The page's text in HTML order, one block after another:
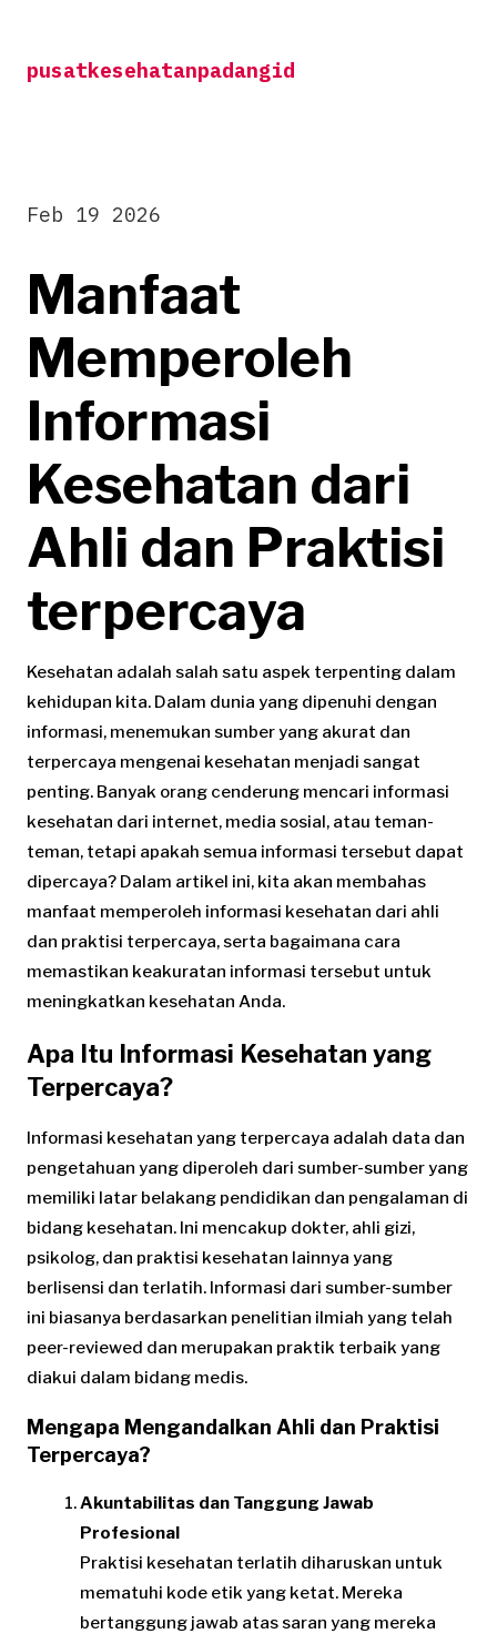
contentpusatkesehatanpadangid
Manfaat
Memperoleh
Informasi
Kesehatan dari
Ahli dan Praktisi
terpercaya
Feb 19 2026
Kesehatan adalah salah satu aspek terpenting dalam
kehidupan kita. Dalam dunia yang dipenuhi dengan
informasi, menemukan sumber yang akurat dan
terpercaya mengenai kesehatan menjadi sangat
penting. Banyak orang cenderung mencari informasi
kesehatan dari internet, media sosial, atau teman-
teman, tetapi apakah semua informasi tersebut dapat
dipercaya? Dalam artikel ini, kita akan membahas
manfaat memperoleh informasi kesehatan dari ahli
dan praktisi terpercaya, serta bagaimana cara
memastikan keakuratan informasi tersebut untuk
meningkatkan kesehatan Anda.
Apa Itu Informasi Kesehatan yang
Terpercaya?
Informasi kesehatan yang terpercaya adalah data dan
pengetahuan yang diperoleh dari sumber-sumber yang
memiliki latar belakang pendidikan dan pengalaman di
bidang kesehatan. Ini mencakup dokter, ahli gizi,
psikolog, dan praktisi kesehatan lainnya yang
berlisensi dan terlatih. Informasi dari sumber-sumber
ini biasanya berdasarkan penelitian ilmiah yang telah
peer-reviewed dan merupakan praktik terbaik yang
diakui dalam bidang medis.
Mengapa Mengandalkan Ahli dan Praktisi
Terpercaya?
Akuntabilitas dan Tanggung Jawab
Profesional
Praktisi kesehatan terlatih diharuskan untuk
mematuhi kode etik yang ketat. Mereka
bertanggung jawab atas saran yang mereka